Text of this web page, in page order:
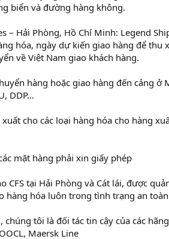
biển và đường hàng không.
– Hải Phòng, Hồ Chí Minh: Legend
hóa, ngày dự kiến giao hàng để thu
về Việt Nam giao khách hàng.
hàng hoặc giao hàng đến cảng ở
DDP…
cho các loại hàng hóa cho hàng
mặt hàng phải xin giấy phép
tại Hải Phòng và Cát lái, được
hàng hóa luôn trong tình trạng an toàn
tôi là đối tác tin cậy của các
Maersk Line